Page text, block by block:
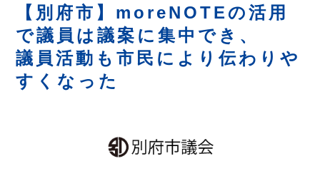
【別府市】moreNOTEの活用
で議員は議案に集中でき、
議員活動も市民により伝わりや
すくなった